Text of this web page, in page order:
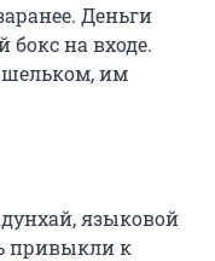
Деньги
на входе.
им
языковой
привыкли к